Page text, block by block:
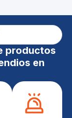
productos
en